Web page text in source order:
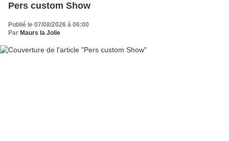
Pers custom Show
Publié le 07/08/2026 à 06:00
Par Maurs la Jolie